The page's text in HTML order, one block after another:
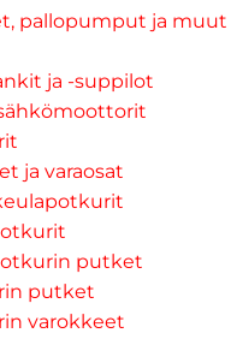
pallopumput ja muut
ja -suppilot
ja varaosat
putket
putket
varokkeet